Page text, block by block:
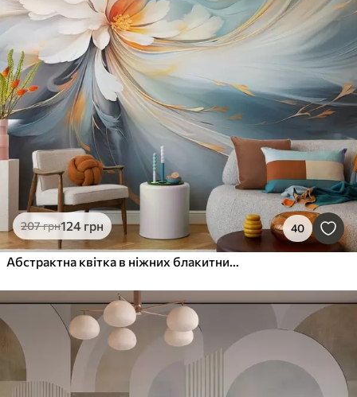
207грн124 грн 40
Абстрактна квітка в ніжних блакитних і помаранчевих тонах